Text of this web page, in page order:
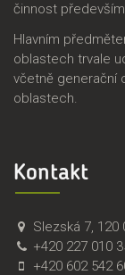
činnost
Hlavním
oblastech trvale
včetně generační
oblastech.
Kontakt
Č
M
S
Č
e
s
Slezská 7, 120
+420 227 010
+420 602 542